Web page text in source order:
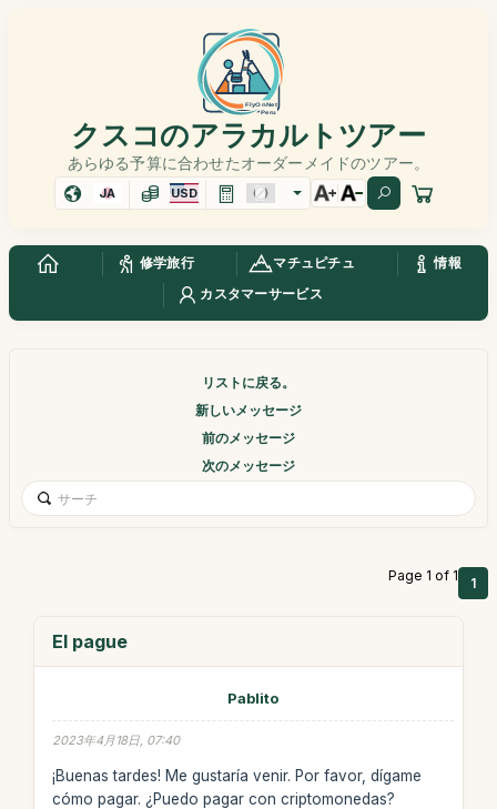
クスコのアラカルトツアー
あらゆる予算に合わせたオーダーメイドのツアー。
JA USD
修学旅行 マチュピチュ
情報
カスタマーサービス
リストに戻る。
新しいメッセージ
前のメッセージ
次のメッセージ
Page 1 of 1 1
El pague
Pablito
2023年4月18日, 07:40
¡Buenas tardes! Me gustaría venir. Por favor, dígame
cómo pagar. ¿Puedo pagar con criptomonedas?